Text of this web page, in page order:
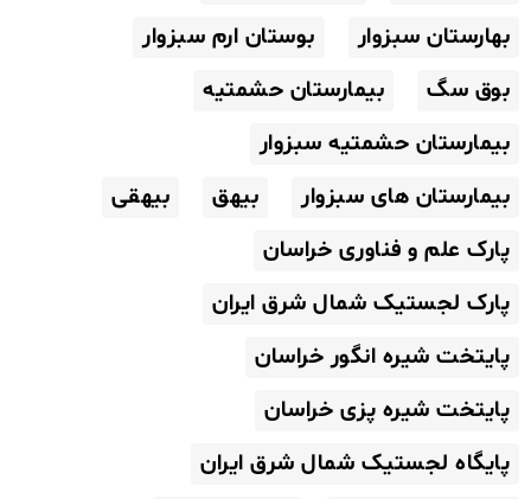
بهارستان سبزوار
بوستان ارم سبزوار
بوق سگ
بیمارستان حشمتیه
بیمارستان حشمتیه سبزوار
بیمارستان های سبزوار
بیهق
بیهقی
پارک علم و فناوری خراسان
پارک لجستیک شمال شرق ایران
پایتخت شیره انگور خراسان
پایتخت شیره پزی خراسان
پایگاه لجستیک شمال شرق ایران